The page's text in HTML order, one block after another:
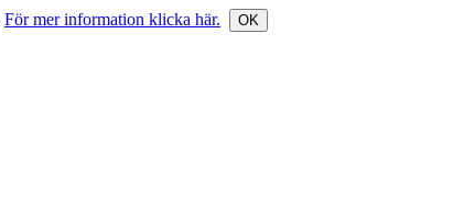
För mer information klicka här. OK